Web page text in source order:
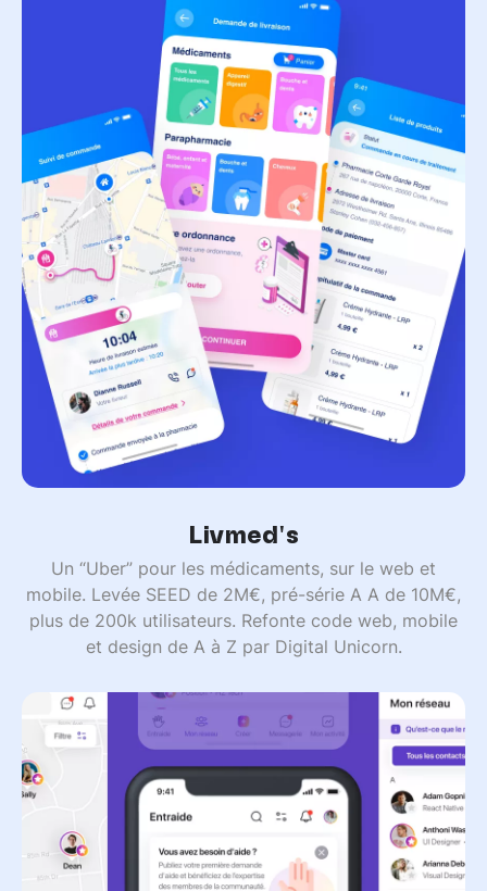
Livmed's
Un “Uber” pour les médicaments, sur le web et
mobile. Levée SEED de 2M€, pré-série A A de 10M€,
plus de 200k utilisateurs. Refonte code web, mobile
et design de A à Z par Digital Unicorn.